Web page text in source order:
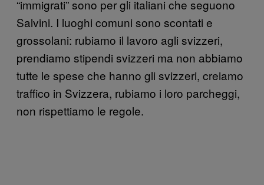
“immigrati” sono per gli italiani che seguono
Salvini. I luoghi comuni sono scontati e
grossolani: rubiamo il lavoro agli svizzeri,
prendiamo stipendi svizzeri ma non abbiamo
tutte le spese che hanno gli svizzeri, creiamo
traffico in Svizzera, rubiamo i loro parcheggi,
non rispettiamo le regole.